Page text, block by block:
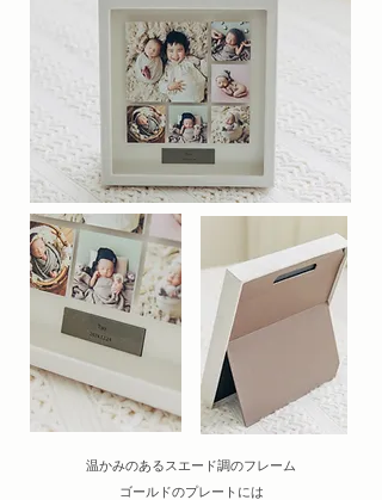
温かみのあるスエード調のフレーム
ゴールドのプレートには